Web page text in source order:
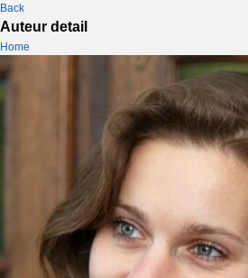
Back
Auteur detail
Home